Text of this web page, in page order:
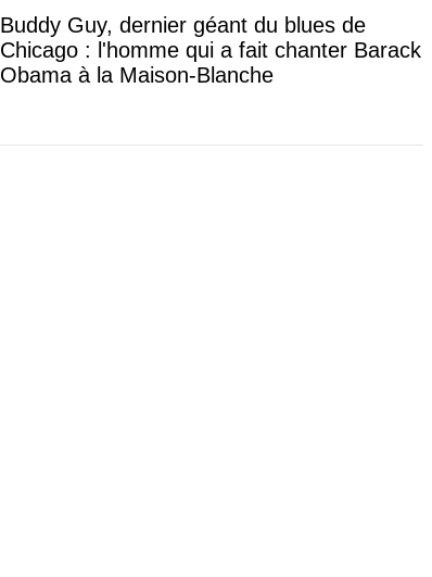
Buddy Guy, dernier géant du blues de
Chicago : l'homme qui a fait chanter Barack
Obama à la Maison-Blanche